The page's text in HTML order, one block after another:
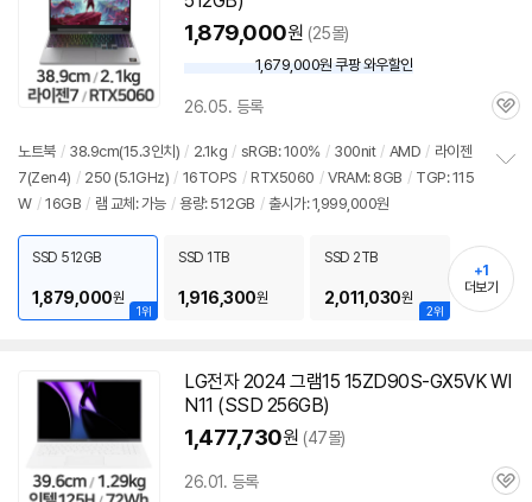
1,879,000원 (25몰)
할
가
1,679,000원 쿠팡 와우할인
26.05. 등록
관
노트북 / 38.9cm(15.3인치) / 2.1kg / sRGB: 100% / 300nit / AMD / 라이젠
7(Zen4) / 250 (5.1GHz) / 16TOPS / RTX5060 / VRAM: 8GB / TGP: 115
W / 16GB / 램 교체: 가능 / 용량: 512GB / 출시가: 1,999,000원
기
1위
SSD 512GB
1,879,000원
SSD 1TB
1,916,300원
2위
SSD 2TB
2,011,030원
+1
더보기
LG전자 2024 그램15 15ZD90S-GX5VK WI
N11 (SSD 256GB)
1,477,730원 (47몰)
26.01. 등록
관